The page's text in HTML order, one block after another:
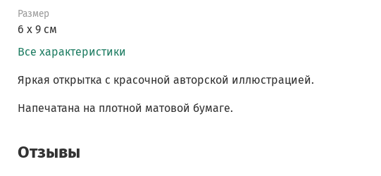
Размер
6 х 9 см
Все характеристики
Яркая открытка с красочной авторской иллюстрацией.
Напечатана на плотной матовой бумаге.
Отзывы